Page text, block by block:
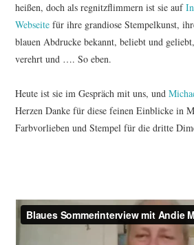
heißen, doch als regnitzflimmern ist sie auf
Webseitefür ihre grandiose Stempelkunst,
blauen Abdrucke bekannt, beliebt und
verehrt und …. So eben.
Heute ist sie im Gespräch mit uns, und
Herzen Danke für diese feinen Einblicke in
Farbvorlieben und Stempel für die dritte